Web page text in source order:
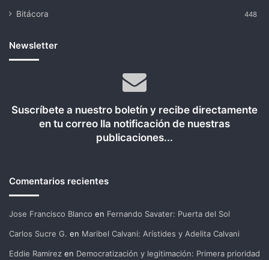
Bitácora 448
Newsletter
Suscríbete a nuestro boletín y recibe directamente
en tu correo lla notificación de nuestras
publicaciones...
Comentarios recientes
Jose Francisco Blanco en Fernando Savater: Puerta del Sol
Carlos Sucre G. en Maribel Calvani: Arístides y Adelita Calvani
Eddie Ramirez en Democratización y legitimación: Primera prioridad